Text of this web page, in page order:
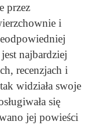
przez
i
najbardziej
recenzjach i
widziała swoje
się
jej powieści